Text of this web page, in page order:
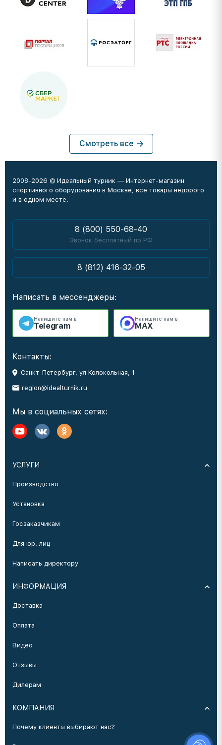
Смотреть все
2008-2026 © Идеальный турник — Интернет-магазин
спортивного оборудования в Москве, все товары недорого
и в одном месте.
8 (800) 550-68-40
Звонок бесплатный по РФ
8 (812) 416-32-05
Написать в мессенджеры:
Напишите нам в
Telegram
Напишите нам в
MAX
Контакты:
Санкт-Петербург, ул Колокольная, 1
region@idealturnik.ru
Мы в социальных сетях:
УСЛУГИ
Производство
Установка
Госзаказчикам
Для юр. лиц
Написать директору
ИНФОРМАЦИЯ
Доставка
Оплата
Видео
Отзывы
Дилерам
КОМПАНИЯ
Почему клиенты выбирают нас?